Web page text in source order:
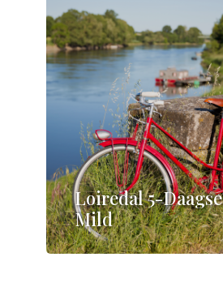
Loiredal 5-Daagse
Mild